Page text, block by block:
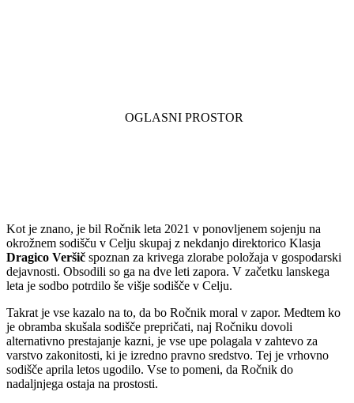
Kot je znano, je bil Ročnik leta 2021 v ponovljenem sojenju na
okrožnem sodišču v Celju skupaj z nekdanjo direktorico Klasja
Dragico Veršič spoznan za krivega zlorabe položaja v gospodarski
dejavnosti. Obsodili so ga na dve leti zapora. V začetku lanskega
leta je sodbo potrdilo še višje sodišče v Celju.
Takrat je vse kazalo na to, da bo Ročnik moral v zapor. Medtem ko
je obramba skušala sodišče prepričati, naj Ročniku dovoli
alternativno prestajanje kazni, je vse upe polagala v zahtevo za
varstvo zakonitosti, ki je izredno pravno sredstvo. Tej je vrhovno
sodišče aprila letos ugodilo. Vse to pomeni, da Ročnik do
nadaljnjega ostaja na prostosti.